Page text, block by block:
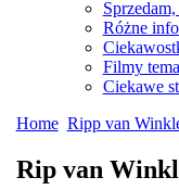
Różne
Filmy
Ciekawe
Home Ripp van
Rip van